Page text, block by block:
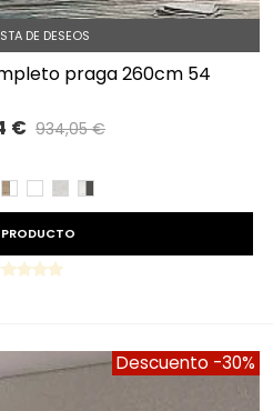
DE DESEOS
praga 260cm 54
€ 934,05 €
PIZARRA
CAMBRIAN/BLANCO
BLANCO
TIBETTIBET/PIZARRA
PRODUCTO
Descuento -30%